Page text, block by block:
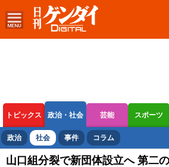
トピックス 政治・社会 芸能 スポーツ
ボートレース 競輪 オートレース
政治 社会 事件 コラム
山口組分裂で新団体設立へ 第二